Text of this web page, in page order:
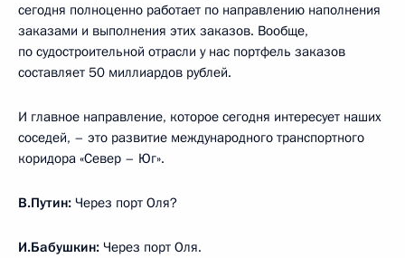
сегодня полноценно работает по направлению наполнения
заказами и выполнения этих заказов. Вообще,
по судостроительной отрасли у нас портфель заказов
составляет 50 миллиардов рублей.
И главное направление, которое сегодня интересует наших
соседей, – это развитие международного транспортного
коридора «Север – Юг».
В.Путин: Через порт Оля?
И.Бабушкин: Через порт Оля.